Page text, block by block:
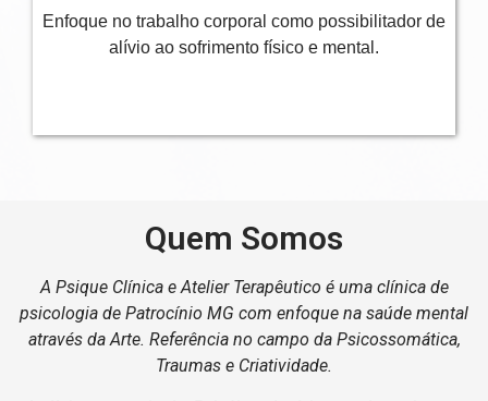
Enfoque no trabalho corporal como possibilitador de
alívio ao sofrimento físico e mental.
Quem Somos
A Psique Clínica e Atelier Terapêutico é uma clínica de
psicologia de Patrocínio MG com enfoque na saúde mental
através da Arte. Referência no campo da Psicossomática,
Traumas e Criatividade.